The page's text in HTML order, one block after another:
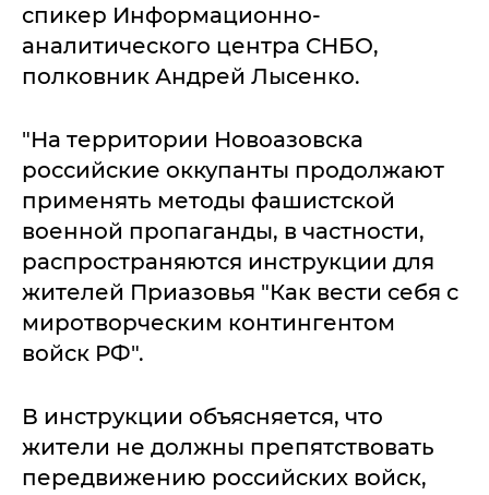
спикер Информационно-
аналитического центра СНБО,
полковник Андрей Лысенко.
"На территории Новоазовска
российские оккупанты продолжают
применять методы фашистской
военной пропаганды, в частности,
распространяются инструкции для
жителей Приазовья "Как вести себя с
миротворческим контингентом
войск РФ".
В инструкции объясняется, что
жители не должны препятствовать
передвижению российских войск,